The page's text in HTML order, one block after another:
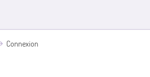
Connexion